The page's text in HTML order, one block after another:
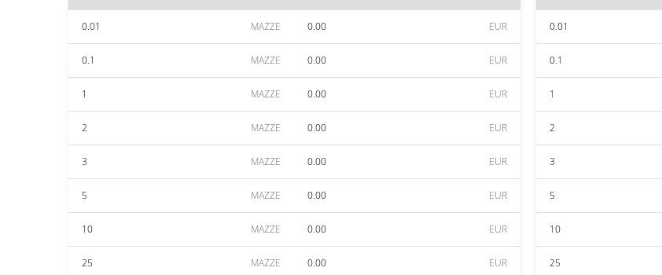
0.01 MAZZE 0.00 EUR
0.1 MAZZE 0.00 EUR
1 MAZZE 0.00 EUR
2 MAZZE 0.00 EUR
3 MAZZE 0.00 EUR
5 MAZZE 0.00 EUR
10 MAZZE 0.00 EUR
25 MAZZE 0.00 EUR
0.01
0.1
1
2
3
5
10
25